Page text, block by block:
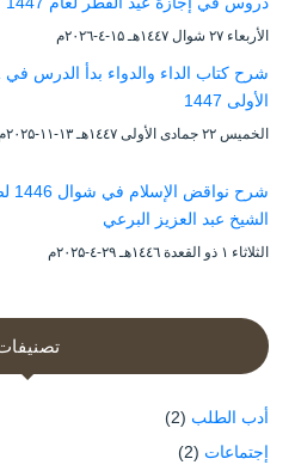
الأربعاء ۲۷ شوال ۱٤٤۷هـ ۱۵-٤-۲۰۲٦م
الأولى 1447
الخميس ۲۲ جمادى الأولى ۱٤٤۷هـ ۱۳-۱۱-۲۰۲۵م
الشيخ عبد العزيز البرعي
الثلاثاء ۱ ذو القعدة ۱٤٤٦هـ ۲۹-٤-۲۰۲۵م
أدب الطلب (2)
إجتماعات (2)